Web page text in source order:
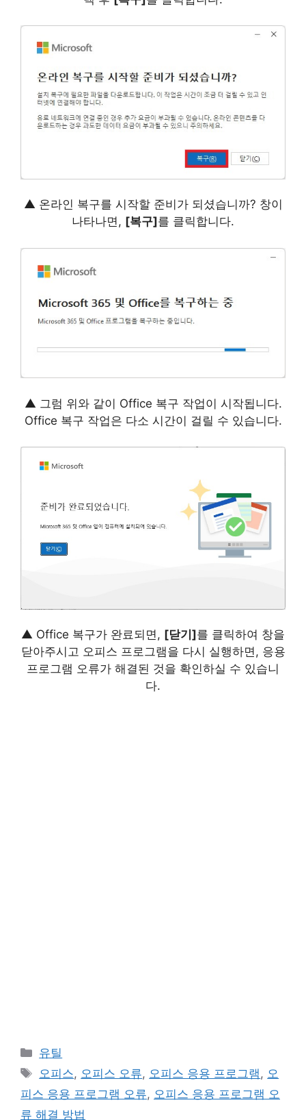
▲ 온라인 복구를 시작할 준비가 되셨습니까? 창이
나타나면, [복구]를 클릭합니다.
▲ 그럼 위와 같이 Office 복구 작업이 시작됩니다.
Office 복구 작업은 다소 시간이 걸릴 수 있습니다.
▲ Office 복구가 완료되면, [닫기]를 클릭하여 창을
닫아주시고 오피스 프로그램을 다시 실행하면, 응용
프로그램 오류가 해결된 것을 확인하실 수 있습니
다.
카
테
리
유틸
태
그
오피스, 오피스 오류, 오피스 응용 프로그램 , 오
피스 응용 프로그램 오류, 오피스 응용 프로그램 오
류 해결 방법